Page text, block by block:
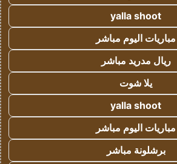
yalla shoot
مباريات اليوم مباشر
ريال مدريد مباشر
يلا شوت
yalla shoot
مباريات اليوم مباشر
برشلونة مباشر